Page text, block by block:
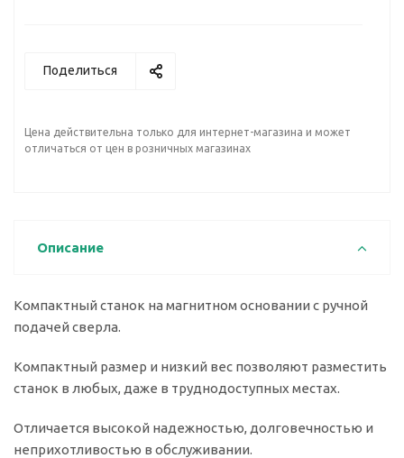
Поделиться
Цена действительна только для интернет-магазина и может
отличаться от цен в розничных магазинах
Описание
Компактный станок на магнитном основании с ручной
подачей сверла.
Компактный размер и низкий вес позволяют разместить
станок в любых, даже в труднодоступных местах.
Отличается высокой надежностью, долговечностью и
неприхотливостью в обслуживании.